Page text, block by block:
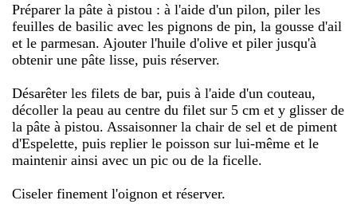
Préparer la pâte à pistou : à l'aide d'un pilon, piler les
feuilles de basilic avec les pignons de pin, la gousse d'ail
et le parmesan. Ajouter l'huile d'olive et piler jusqu'à
obtenir une pâte lisse, puis réserver.
Désarêter les filets de bar, puis à l'aide d'un couteau,
décoller la peau au centre du filet sur 5 cm et y glisser de
la pâte à pistou. Assaisonner la chair de sel et de piment
d'Espelette, puis replier le poisson sur lui-même et le
maintenir ainsi avec un pic ou de la ficelle.
Ciseler finement l'oignon et réserver.